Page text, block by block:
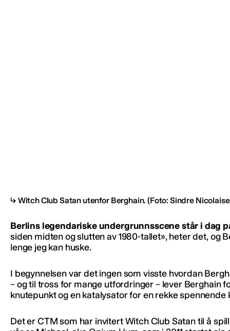
Witch Club Satan utenfor Berghain. (Foto: Sindre
Berlins legendariske undergrunnsscene står i dag
siden midten og slutten av 1980-tallet», heter det, og
lenge jeg kan huske.
I begynnelsen var det ingen som visste hvordan
– og til tross for mange utfordringer – lever Berghain
knutepunkt og en katalysator for en rekke
Det er CTM som har invitert Witch Club Satan til å